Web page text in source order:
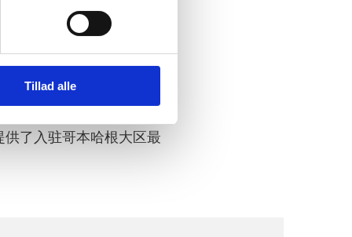
Tillad alle
供一条龙服务。
了入驻哥本哈根大区最